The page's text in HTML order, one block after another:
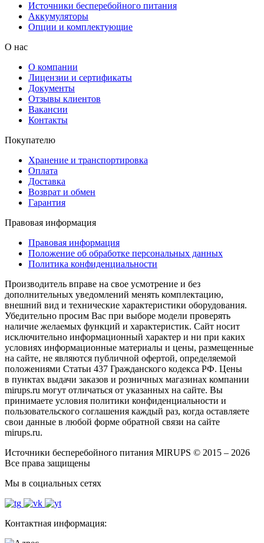
Источники бесперебойного питания
Аккумуляторы
Опции и комплектующие
О нас
О компании
Лицензии и сертификаты
Документы
Отзывы клиентов
Вакансии
Контакты
Покупателю
Хранение и транспортировка
Оплата
Доставка
Возврат и обмен
Гарантия
Правовая информация
Правовая информация
Положение об обработке персональных данных
Политика конфиденциальности
Производитель вправе на свое усмотрение и без
дополнительных уведомлений менять комплектацию,
внешний вид и технические характеристики оборудования.
Убедительно просим Вас при выборе модели проверять
наличие желаемых функций и характеристик. Сайт носит
исключительно информационный характер и ни при каких
условиях информационные материалы и цены, размещенные
на сайте, не являются публичной офертой, определяемой
положениями Статьи 437 Гражданского кодекса РФ. Цены
в пунктах выдачи заказов и розничных магазинах компании
mirups.ru могут отличаться от указанных на сайте. Вы
принимаете условия политики конфиденциальности и
пользовательского соглашения каждый раз, когда оставляете
свои данные в любой форме обратной связи на сайте
mirups.ru.
Источники бесперебойного питания MIRUPS © 2015 – 2026
Все права защищены
Мы в социальных сетях
Контактная информация: